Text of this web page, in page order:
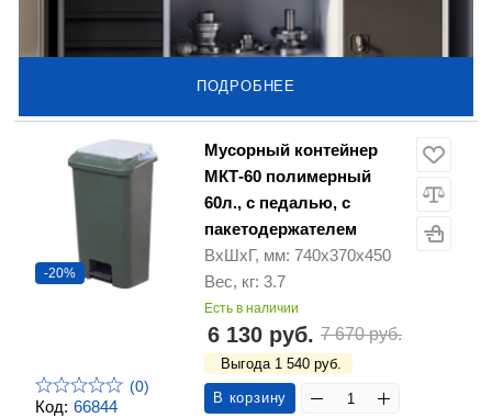
ПОДРОБНЕЕ
Код: 66844
-20%
(0)
Мусорный контейнер
МКТ-60 полимерный
60л., с педалью, с
пакетодержателем
ВхШхГ, мм: 740х370х450
Вес, кг: 3.7
Есть в наличии
6 130 руб. 7 670 руб.
Выгода 1 540 руб.
В корзину